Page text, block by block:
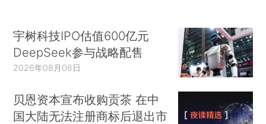
宇树科技IPO估值600亿元
DeepSeek参与战略配售
2026年08月06日
贝恩资本宣布收购贡茶 在中
国大陆无法注册商标后退出市